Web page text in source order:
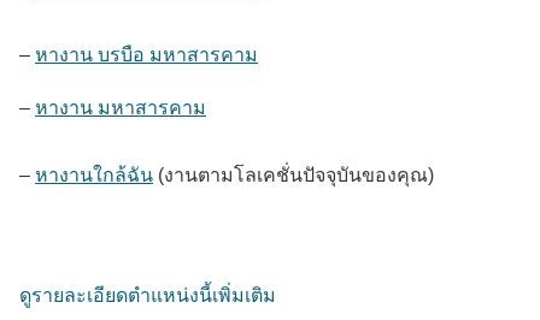
– หางาน บรบือ มหาสารคาม
– หางาน มหาสารคาม
– หางานใกล้ฉัน (งานตามโลเคชั่นปัจจุบันของคุณ)
ดูรายละเอียดตำแหน่งนี้เพิ่มเติม